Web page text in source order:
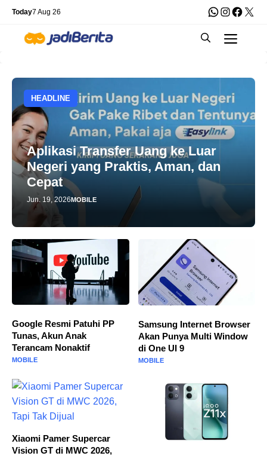
Skip
content
Today7 Aug 26 WhatsApp
X
HEADLINE
Aplikasi Transfer Uang ke Luar
Negeri yang Praktis, Aman, dan
Cepat
Jun. 19, 2026MOBILE
Google Resmi Patuhi PP
Tunas, Akun Anak
Terancam Nonaktif
MOBILE
Samsung Internet Browser
Akan Punya Multi Window
di One UI 9
MOBILE
Xiaomi Pamer Supercar
Vision GT di MWC 2026,